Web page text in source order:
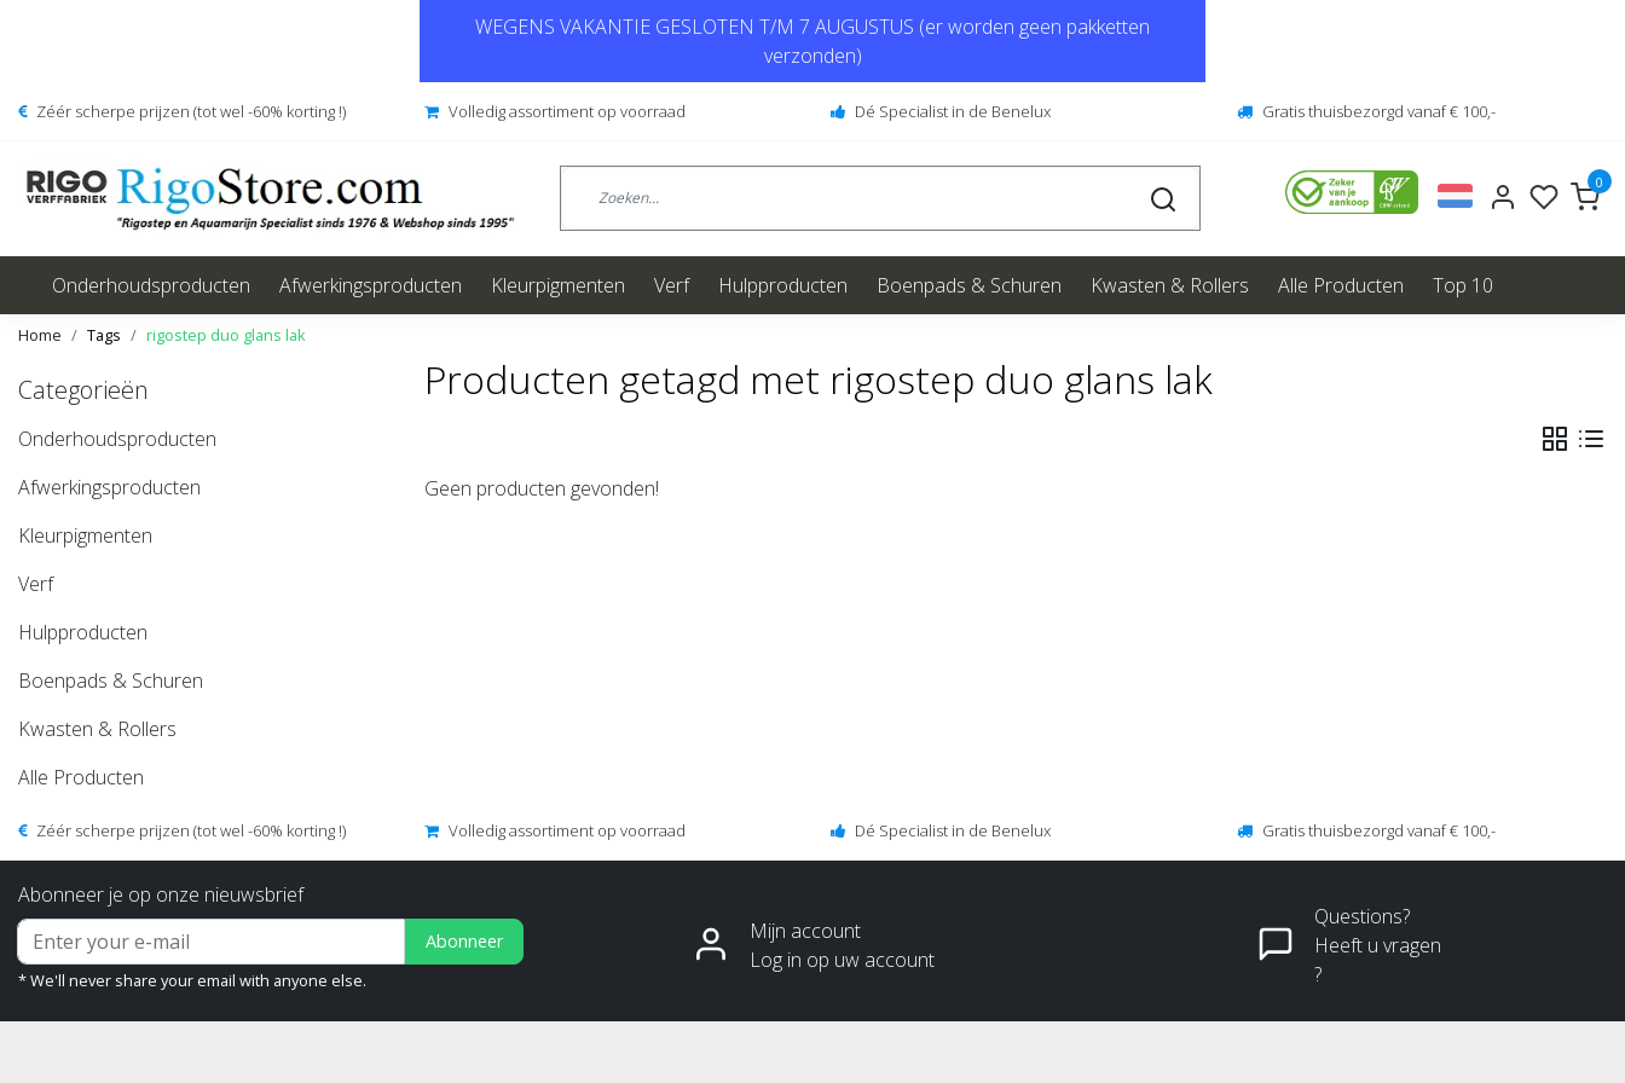
WEGENS VAKANTIE GESLOTEN T/M 7 AUGUSTUS (er worden geen pakketten
verzonden)
Zéér scherpe prijzen (tot wel -60% korting !) Volledig assortiment op voorraad Dé Specialist in de Benelux Gratis thuisbezorgd vanaf € 100,-
0
Onderhoudsproducten Afwerkingsproducten Kleurpigmenten Verf Hulpproducten Boenpads & Schuren Kwasten & Rollers Alle Producten Top 10
Home Tags rigostep duo glans lak
Categorieën
Onderhoudsproducten
Afwerkingsproducten
Kleurpigmenten
Verf
Hulpproducten
Boenpads & Schuren
Kwasten & Rollers
Alle Producten
Producten getagd met rigostep duo glans lak
Geen producten gevonden!
Zéér scherpe prijzen (tot wel -60% korting !) Volledig assortiment op voorraad Dé Specialist in de Benelux Gratis thuisbezorgd vanaf € 100,-
Abonneer je op onze nieuwsbrief
Abonneer
* We'll never share your email with anyone else.
Mijn account
Log in op uw account
Questions?
Heeft u vragen
?